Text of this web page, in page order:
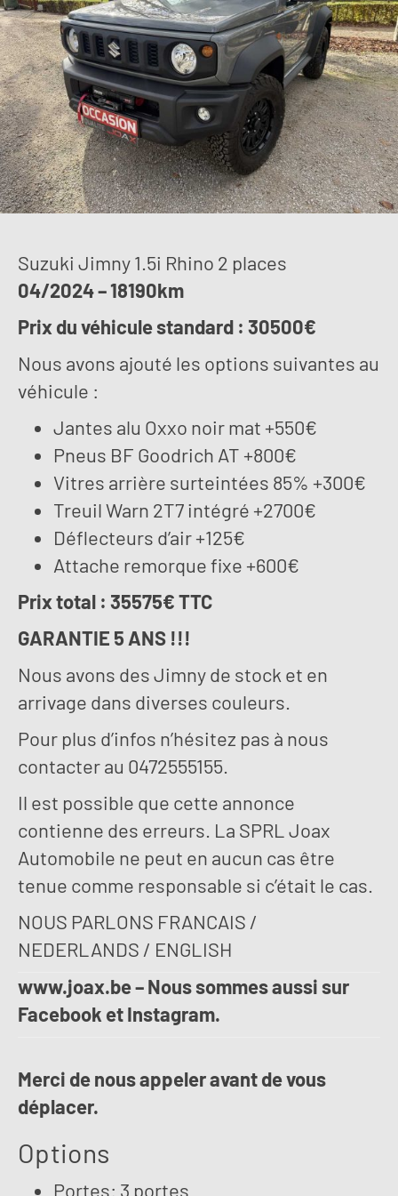
Suzuki Jimny 1.5i Rhino 2 places
04/2024 – 18190km
Prix du véhicule standard : 30500€
Nous avons ajouté les options suivantes au
véhicule :
Jantes alu Oxxo noir mat +550€
Pneus BF Goodrich AT +800€
Vitres arrière surteintées 85% +300€
Treuil Warn 2T7 intégré +2700€
Déflecteurs d’air +125€
Attache remorque fixe +600€
Prix total : 35575€ TTC
GARANTIE 5 ANS !!!
Nous avons des Jimny de stock et en
arrivage dans diverses couleurs.
Pour plus d’infos n’hésitez pas à nous
contacter au 0472555155.
Il est possible que cette annonce
contienne des erreurs. La SPRL Joax
Automobile ne peut en aucun cas être
tenue comme responsable si c’était le cas.
NOUS PARLONS FRANCAIS /
NEDERLANDS / ENGLISH
www.joax.be – Nous sommes aussi sur
Facebook et Instagram.
Merci de nous appeler avant de vous
déplacer.
Options
Portes: 3 portes